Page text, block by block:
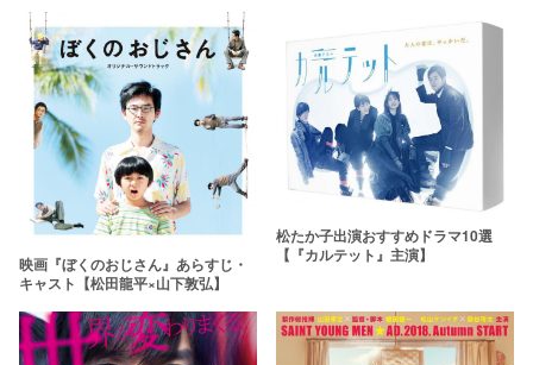
映画『ぼくのおじさん』あらすじ・
キャスト【松田龍平×山下敦弘】
松たか子出演おすすめドラマ10選
【『カルテット』主演】